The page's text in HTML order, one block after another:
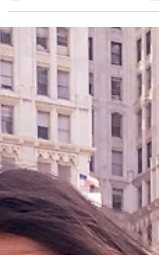
suficiente para mantenernos...